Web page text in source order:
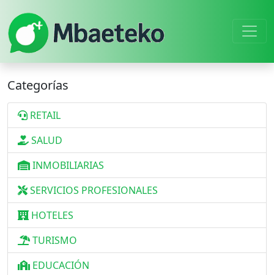
Categorías
RETAIL
SALUD
INMOBILIARIAS
SERVICIOS PROFESIONALES
HOTELES
TURISMO
EDUCACIÓN